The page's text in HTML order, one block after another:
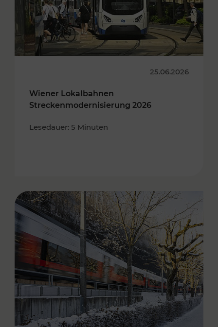
25.06.2026
Wiener Lokalbahnen
Streckenmodernisierung 2026
Lesedauer: 5 Minuten